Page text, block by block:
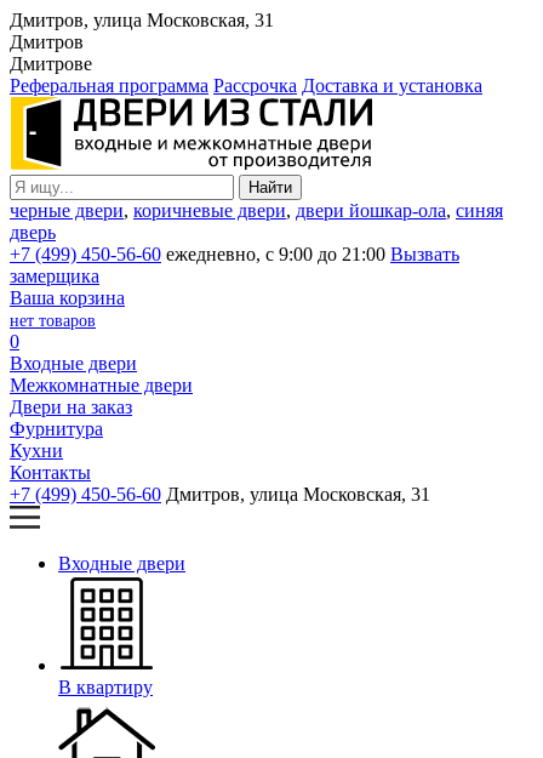
Дмитров, улица Московская, 31
Дмитров
Дмитрове
Реферальная программа Рассрочка Доставка и установка
черные двери, коричневые двери, двери йошкар-ола, синяя
дверь
+7 (499) 450-56-60 ежедневно, с 9:00 до 21:00 Вызвать
замерщика
Ваша корзина
нет товаров
0
Входные двери
Межкомнатные двери
Двери на заказ
Фурнитура
Кухни
Контакты
+7 (499) 450-56-60 Дмитров, улица Московская, 31
Входные двери
В квартиру